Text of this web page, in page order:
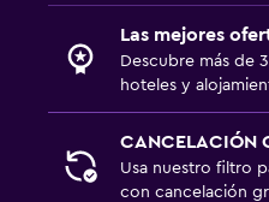
Las mejores
Descubre más de
hoteles y
CANCELACIÓN
Usa nuestro filtro
con cancelación